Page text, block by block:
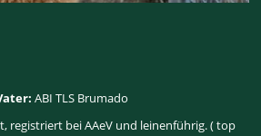
ABI TLS Brumado
registriert bei AAeV und leinenführig. ( top